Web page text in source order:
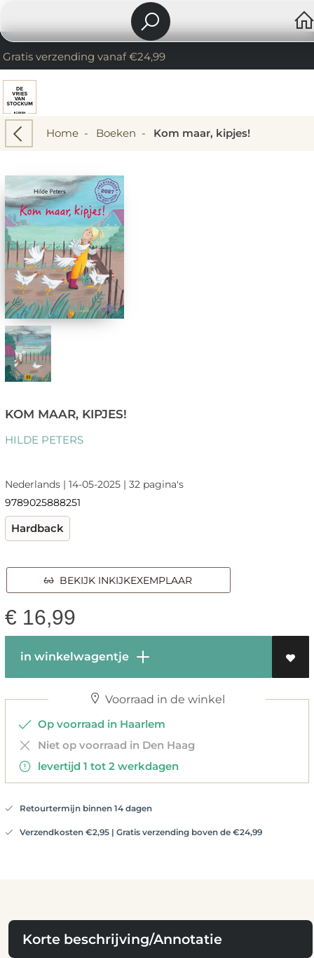
Gratis verzending vanaf €24,99
Home- Boeken - Kom maar, kipjes!
KOM MAAR, KIPJES!
HILDE PETERS
Nederlands | 14-05-2025 | 32 pagina's
9789025888251
Hardback
BEKIJK INKIJKEXEMPLAAR
€ 16,99
in winkelwagentje
Voorraad in de winkel
Op voorraad in Haarlem
Niet op voorraad in Den Haag
levertijd 1 tot 2 werkdagen
Retourtermijn binnen 14 dagen
Verzendkosten €2,95 | Gratis verzending boven de €24,99
Korte beschrijving/Annotatie